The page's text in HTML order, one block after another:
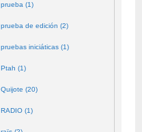
prueba (1)
prueba de edición (2)
pruebas iniciáticas (1)
Ptah (1)
Quijote (20)
RADIO (1)